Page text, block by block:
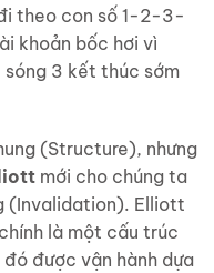
theo con số 1-2-3-
khoản bốc hơi vì
sóng 3 kết thúc sớm
(Structure), nhưng
mới cho chúng ta
(Invalidation). Elliott
là một cấu trúc
được vận hành dựa